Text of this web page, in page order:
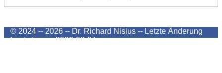
© 2024 -- 2026 -- Dr. Richard Nisius -- Letzte Änderung
Last change2026-08-04